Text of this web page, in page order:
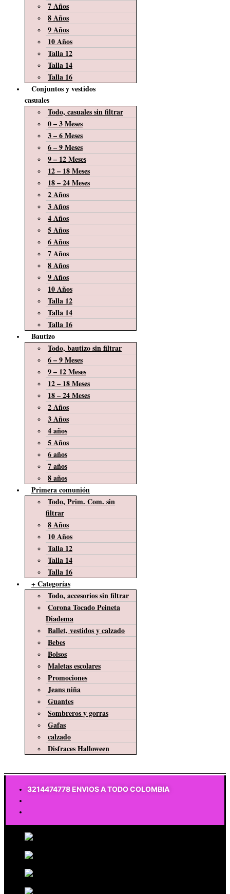
7 Años
8 Años
9 Años
10 Años
Talla 12
Talla 14
Talla 16
Conjuntos y vestidos
casuales
Todo, casuales sin filtrar
0 – 3 Meses
3 – 6 Meses
6 – 9 Meses
9 – 12 Meses
12 – 18 Meses
18 – 24 Meses
2 Años
3 Años
4 Años
5 Años
6 Años
7 Años
8 Años
9 Años
10 Años
Talla 12
Talla 14
Talla 16
Bautizo
Todo, bautizo sin filtrar
6 – 9 Meses
9 – 12 Meses
12 – 18 Meses
18 – 24 Meses
2 Años
3 Años
4 años
5 Años
6 años
7 años
8 años
Primera comunión
Todo, Prim. Com. sin
filtrar
8 Años
10 Años
Talla 12
Talla 14
Talla 16
+ Categorías
Todo, accesorios sin filtrar
Corona Tocado Peineta
Diadema
Ballet, vestidos y calzado
Bebes
Bolsos
Maletas escolares
Promociones
Jeans niña
Guantes
Sombreros y gorras
Gafas
calzado
Disfraces Halloween
3214474778 ENVIOS A TODO COLOMBIA